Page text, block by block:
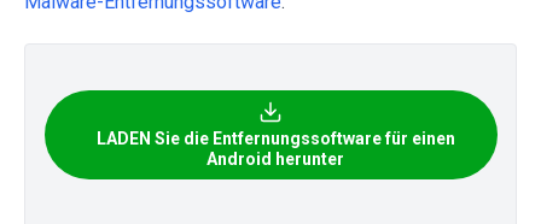
LADEN Sie die Entfernungssoftware für einen
Android herunter